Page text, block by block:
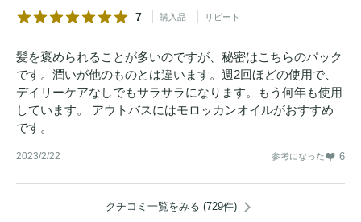
7 購入品 リピート
髪を褒められることが多いのですが、秘密はこちらのパック
です。潤いが他のものとは違います。週2回ほどの使用で、
デイリーケアなしでもサラサラになります。もう何年も使用
しています。 アウトバスにはモロッカンオイルがおすすめ
です。
2023/2/22 参考になった 6
クチコミ一覧をみる (729件)